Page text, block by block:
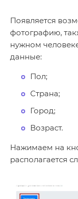
Появляется
фотографию,
нужном
данные:
Пол;
Страна;
Город;
Возраст.
Нажимаем на
располагается